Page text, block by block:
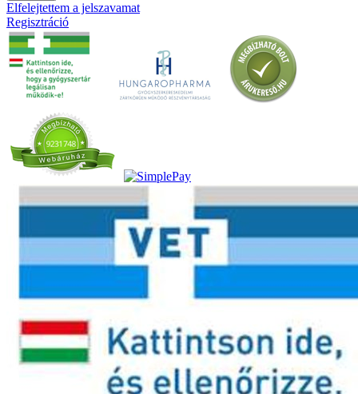
Elfelejtettem a jelszavamat
Regisztráció